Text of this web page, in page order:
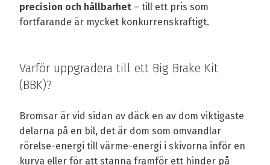
precision och hållbarhet – till ett pris som
fortfarande är mycket konkurrenskraftigt.
Varför uppgradera till ett Big Brake Kit
(BBK)?
Bromsar är vid sidan av däck en av dom viktigaste
delarna på en bil, det är dom som omvandlar
rörelse-energi till värme-energi i skivorna inför en
kurva eller för att stanna framför ett hinder på